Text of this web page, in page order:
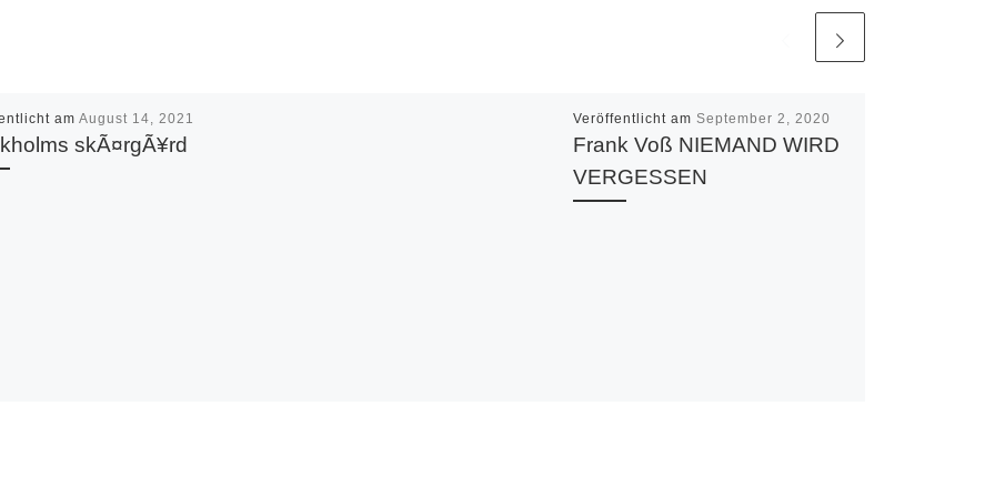
am August 14, 2021
skÃ¤rgÃ¥rd
Veröffentlicht am September 2, 2020
Frank Voß NIEMAND WIRD
VERGESSEN